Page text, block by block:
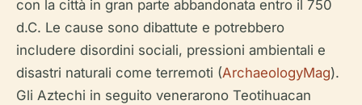
con la città in gran parte abbandonata entro il 750
d.C. Le cause sono dibattute e potrebbero
includere disordini sociali, pressioni ambientali e
disastri naturali come terremoti (ArchaeologyMag).
Gli Aztechi in seguito venerarono Teotihuacan